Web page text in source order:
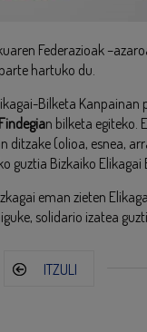
Federazioak
hartuko du.
Bilketa Kanpainan
Findegian bilketa egiteko.
(olioa, esnea,
guztia Bizkaiko Elikagai
eman zieten
solidario izatea
ITZULI